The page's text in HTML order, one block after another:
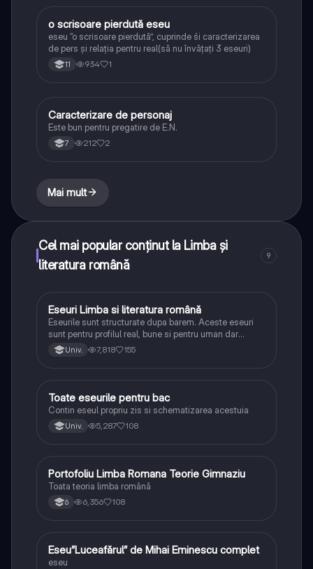
Limba și literatura română
o scrisoare pierdută eseu
eseu “o scrisoare pierdută”, cuprinde śi caracterizarea
de pers și relația pentru real(să nu învățați 3 eseuri)
11 934 1
Limba și literatura română
Caracterizare de personaj
Este bun pentru pregatire de E.N.
7 212 2
Mai mult
Cel mai popular conținut la Limba și
literatura română
9
Limba și literatura română
Eseuri Limba si literatura română
Eseurile sunt structurate dupa barem. Aceste eseuri
sunt pentru profilul real, bune si pentru uman dar
lipsesc relatiile dintre personaje si caracrerizarile.
Univ. 7,818 155
Limba și literatura română
Toate eseurile pentru bac
Contin eseul propriu zis si schematizarea acestuia
Univ. 5,287 108
Limba și literatura română
Portofoliu Limba Romana Teorie Gimnaziu
Toata teoria limba română
6 6,356 108
Limba și literatura română
Eseu”Luceafărul” de Mihai Eminescu complet
eseu